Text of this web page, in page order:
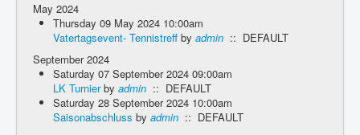
May 2024
Thursday 09 May 2024 10:00am
Vatertagsevent- Tennistreff by admin :: DEFAULT
September 2024
Saturday 07 September 2024 09:00am
LK Turnierby admin :: DEFAULT
Saturday 28 September 2024 10:00am
Saisonabschluss by admin :: DEFAULT